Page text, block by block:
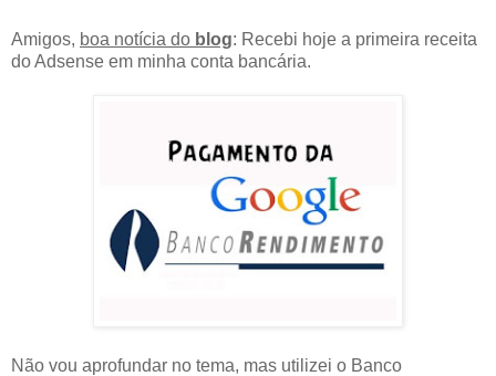
Amigos, boa notícia do blog: Recebi hoje a primeira receita
do Adsense em minha conta bancária.
Não vou aprofundar no tema, mas utilizei o Banco